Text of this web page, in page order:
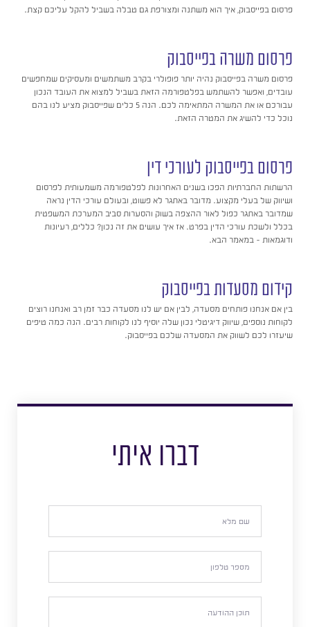
פרסום בפייסבוק, איך הוא משתנה ומצורפת גם טבלה בשביל להקל עליכם קצת.
פרסום משרה בפייסבוק
פרסום משרה בפייסבוק נהיה יותר פופולרי בקרב משתמשים ומעסיקים שמחפשים
עובדים, ואפשר להשתמש בפלטפורמה הזאת בשביל למצוא את העובד הנכון
עבורכם או את המשרה המתאימה לכם. הנה 5 כלים שפייסבוק מציע לנו בהם
נוכל כדי להשיג את המטרה הזאת.
פרסום בפייסבוק לעורכי דין
הרשתות החברתיות הפכו בשנים האחרונות לפלטפורמה משמעותית לפרסום
ושיווק של בעלי מקצוע. מדובר באתגר לא פשוט, ובעולם עורכי הדין נראה
שמדובר באתגר כפול לאור ההצפה בשוק והסערות סביב המערכת המשפטית
בכלל ולשכת עורכי הדין בפרט. אז איך עושים את זה נכון? כללים, רעיונות
ודוגמאות – במאמר הבא.
קידום מסעדות בפייסבוק
בין אם אנחנו פותחים מסעדה, לבין אם יש לנו מסעדה כבר זמן רב ואנחנו רוצים
לקוחות נוספים, שיווק דיגיטלי נכון שלה יוסיף לנו לקוחות רבים. הנה כמה טיפים
שיעזרו לכם לשווק את המסעדה שלכם בפייסבוק.
דברו איתי